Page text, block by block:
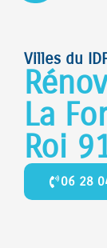
Villes du
La
Roi
06 28